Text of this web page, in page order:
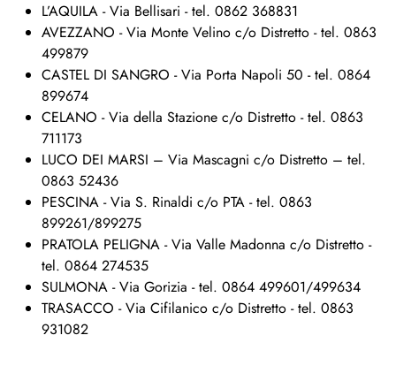
L’AQUILA - Via Bellisari - tel. 0862 368831
AVEZZANO - Via Monte Velino c/o Distretto - tel. 0863
499879
CASTEL DI SANGRO - Via Porta Napoli 50 - tel. 0864
899674
CELANO - Via della Stazione c/o Distretto - tel. 0863
711173
LUCO DEI MARSI – Via Mascagni c/o Distretto – tel.
0863 52436
PESCINA - Via S. Rinaldi c/o PTA - tel. 0863
899261/899275
PRATOLA PELIGNA - Via Valle Madonna c/o Distretto -
tel. 0864 274535
SULMONA - Via Gorizia - tel. 0864 499601/499634
TRASACCO - Via Cifilanico c/o Distretto - tel. 0863
931082